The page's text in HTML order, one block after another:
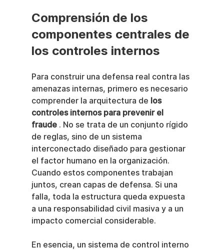
Comprensión de los
componentes centrales de
los controles internos
Para construir una defensa real contra las
amenazas internas, primero es necesario
comprender la arquitectura de los
controles internos para prevenir el
fraude . No se trata de un conjunto rígido
de reglas, sino de un sistema
interconectado diseñado para gestionar
el factor humano en la organización.
Cuando estos componentes trabajan
juntos, crean capas de defensa. Si una
falla, toda la estructura queda expuesta
a una responsabilidad civil masiva y a un
impacto comercial considerable.
En esencia, un sistema de control interno